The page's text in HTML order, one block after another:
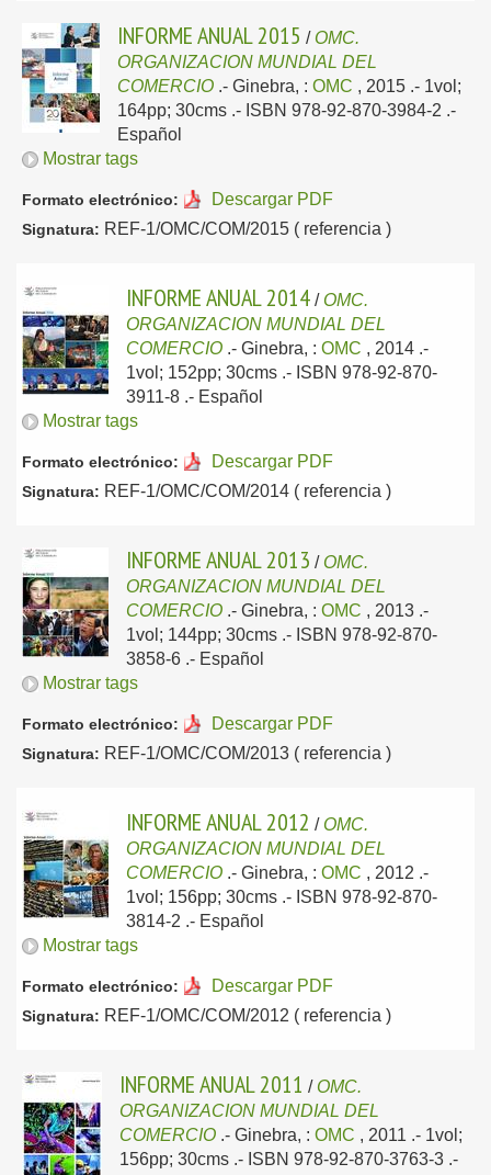
INFORME ANUAL 2015 / OMC.
ORGANIZACION MUNDIAL DEL
COMERCIO .- Ginebra, : OMC , 2015 .- 1vol;
164pp; 30cms .- ISBN 978-92-870-3984-2 .-
Español
Mostrar tags
Formato electrónico: Descargar PDF
Signatura: REF-1/OMC/COM/2015 ( referencia )
INFORME ANUAL 2014 / OMC.
ORGANIZACION MUNDIAL DEL
COMERCIO .- Ginebra, : OMC , 2014 .-
1vol; 152pp; 30cms .- ISBN 978-92-870-
3911-8 .- Español
Mostrar tags
Formato electrónico: Descargar PDF
Signatura: REF-1/OMC/COM/2014 ( referencia )
INFORME ANUAL 2013 / OMC.
ORGANIZACION MUNDIAL DEL
COMERCIO .- Ginebra, : OMC , 2013 .-
1vol; 144pp; 30cms .- ISBN 978-92-870-
3858-6 .- Español
Mostrar tags
Formato electrónico: Descargar PDF
Signatura: REF-1/OMC/COM/2013 ( referencia )
INFORME ANUAL 2012 / OMC.
ORGANIZACION MUNDIAL DEL
COMERCIO .- Ginebra, : OMC , 2012 .-
1vol; 156pp; 30cms .- ISBN 978-92-870-
3814-2 .- Español
Mostrar tags
Formato electrónico: Descargar PDF
Signatura: REF-1/OMC/COM/2012 ( referencia )
INFORME ANUAL 2011 / OMC.
ORGANIZACION MUNDIAL DEL
COMERCIO .- Ginebra, : OMC , 2011 .- 1vol;
156pp; 30cms .- ISBN 978-92-870-3763-3 .-